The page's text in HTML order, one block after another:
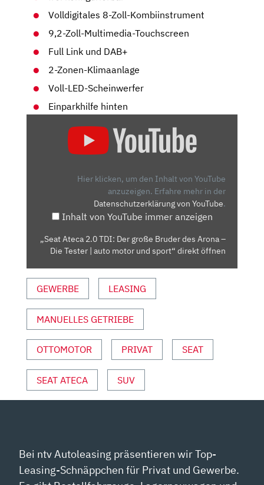
Volldigitales 8-Zoll-Kombiinstrument
9,2-Zoll-Multimedia-Touchscreen
Full Link und DAB+
2-Zonen-Klimaanlage
Voll-LED-Scheinwerfer
Einparkhilfe hinten
RONA –
ESTER |
OTOR U
ND S
PORT“ V
ON Y
OUTUBE A
NZEIGEN
Hier klicken, um den Inhalt von YouTube
anzuzeigen. Erfahre mehr in der
Datenschutzerklärung von YouTube.
Inhalt von YouTube immer anzeigen
„Seat Ateca 2.0 TDI: Der große Bruder des Arona –
Die Tester | auto motor und sport“ direkt öffnen
GEWERBE LEASING
MANUELLES GETRIEBE
OTTOMOTOR PRIVAT SEAT
SEAT ATECA SUV
Bei ntv Autoleasing präsentieren wir Top-
Leasing-Schnäppchen für Privat und Gewerbe.